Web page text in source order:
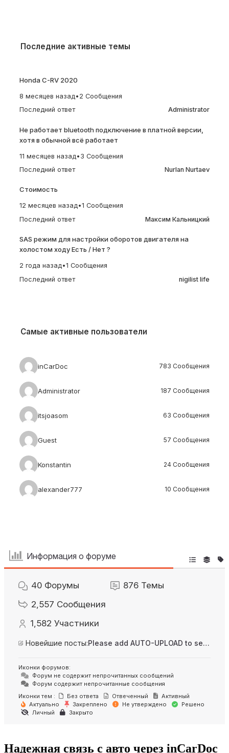
Последние активные темы
Honda C-RV 2020
8 месяцев назад • 2 Сообщения
Последний ответ
Administrator
Не работает bluetooth подключение в платной версии,
хотя в обычной всё работает
11 месяцев назад • 3 Сообщения
Последний ответ
Nurlan Nurtaev
Стоимость
12 месяцев назад•1 Сообщения
Последний ответ
Максим Кальницкий
SAS режим для настройки оборотов двигателя на
холостом ходу Есть / Нет ?
2 года назад•1 Сообщения
Последний ответ
nigilist life
Самые активные пользователи
inCarDoc 783 Сообщения
Administrator 187 Сообщения
itsjoasom 63 Сообщения
Guest 57 Сообщения
Konstantin 24 Сообщения
alexander777 10 Сообщения
Информация о форуме
40 Форумы 876 Темы
2,557 Сообщения
1,582 Участники
Новейшие посты: Please add AUTO-UPLOAD to server option + 2FA/MFA
Иконки форумов:
Форум не содержит непрочитанных сообщений
Форум содержит непрочитанные сообщения
Иконки тем :
Без ответа Отвеченный
Активный
Актуально
Закреплено Не утверждено
Решено
Личный
Закрыто
Надежная связь с авто через inCarDoc